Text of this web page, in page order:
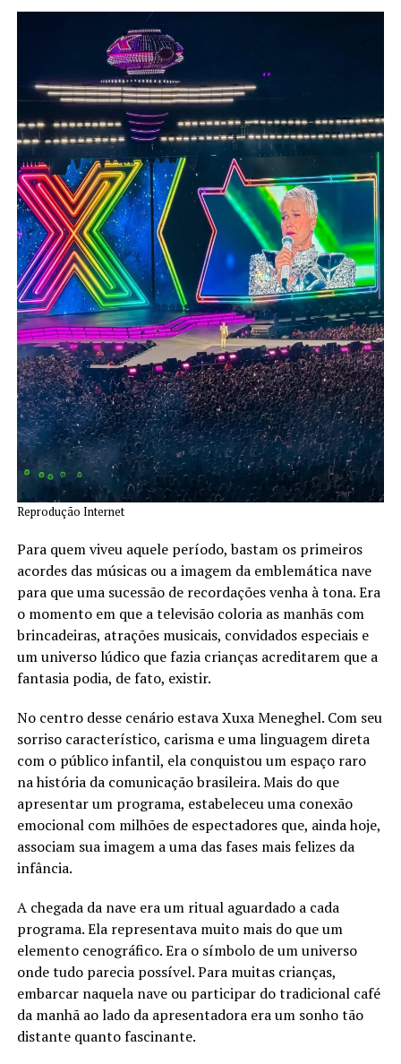
Reprodução Internet
Para quem viveu aquele período, bastam os primeiros
acordes das músicas ou a imagem da emblemática nave
para que uma sucessão de recordações venha à tona. Era
o momento em que a televisão coloria as manhãs com
brincadeiras, atrações musicais, convidados especiais e
um universo lúdico que fazia crianças acreditarem que a
fantasia podia, de fato, existir.
No centro desse cenário estava Xuxa Meneghel. Com seu
sorriso característico, carisma e uma linguagem direta
com o público infantil, ela conquistou um espaço raro
na história da comunicação brasileira. Mais do que
apresentar um programa, estabeleceu uma conexão
emocional com milhões de espectadores que, ainda hoje,
associam sua imagem a uma das fases mais felizes da
infância.
A chegada da nave era um ritual aguardado a cada
programa. Ela representava muito mais do que um
elemento cenográfico. Era o símbolo de um universo
onde tudo parecia possível. Para muitas crianças,
embarcar naquela nave ou participar do tradicional café
da manhã ao lado da apresentadora era um sonho tão
distante quanto fascinante.